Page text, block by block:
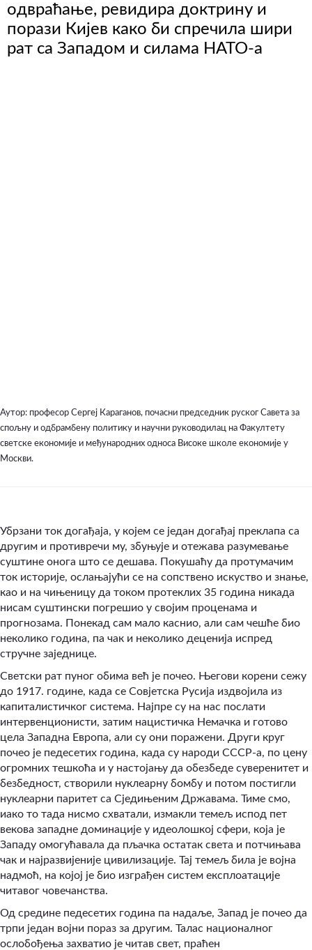
одвраћање, ревидира доктрину и
порази Кијев како би спречила шири
рат са Западом и силама НАТО-а
Аутор: професор Сергеј Караганов, почасни председник руског Савета за
спољну и одбрамбену политику и научни руководилац на Факултету
светске економије и међународних односа Високе школе економије у
Москви.
Убрзани ток догађаја, у којем се један догађај преклапа са
другим и противречи му, збуњује и отежава разумевање
суштине онога што се дешава. Покушаћу да протумачим
ток историје, ослањајући се на сопствено искуство и знање,
као и на чињеницу да током протеклих 35 година никада
нисам суштински погрешио у својим проценама и
прогнозама. Понекад сам мало каснио, али сам чешће био
неколико година, па чак и неколико деценија испред
стручне заједнице.
Светски рат пуног обима већ је почео. Његови корени сежу
до 1917. године, када се Совјетска Русија издвојила из
капиталистичког система. Најпре су на нас послати
интервенционисти, затим нацистичка Немачка и готово
цела Западна Европа, али су они поражени. Други круг
почео је педесетих година, када су народи СССР-а, по цену
огромних тешкоћа и у настојању да обезбеде суверенитет и
безбедност, створили нуклеарну бомбу и потом постигли
нуклеарни паритет са Сједињеним Државама. Тиме смо,
иако то тада нисмо схватали, измакли темељ испод пет
векова западне доминације у идеолошкој сфери, која је
Западу омогућавала да пљачка остатак света и потчињава
чак и најразвијеније цивилизације. Тај темељ била је војна
надмоћ, на којој је био изграђен систем експлоатације
читавог човечанства.
Од средине педесетих година па надаље, Запад је почео да
трпи један војни пораз за другим. Талас националног
ослобођења захватио је читав свет, праћен